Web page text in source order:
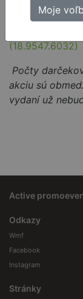
Sada
(18.9547.6032)
Počty
akciu sú
vydaní už
Active
Odkazy
Wmf
Facebook
Instagram
Stránky
Moje